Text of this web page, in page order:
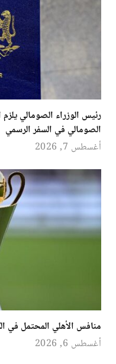
رئيس الوزراء الصومالي
الصومالي في السفر الرسمي
أغسطس 7, 2026
منافس الأهلي المحتمل في
أغسطس 6, 2026